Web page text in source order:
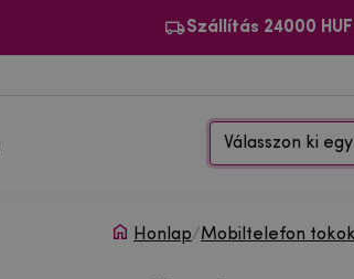
Szállítás 24000
Válasszon ki
Honlap/Mobiltelefon